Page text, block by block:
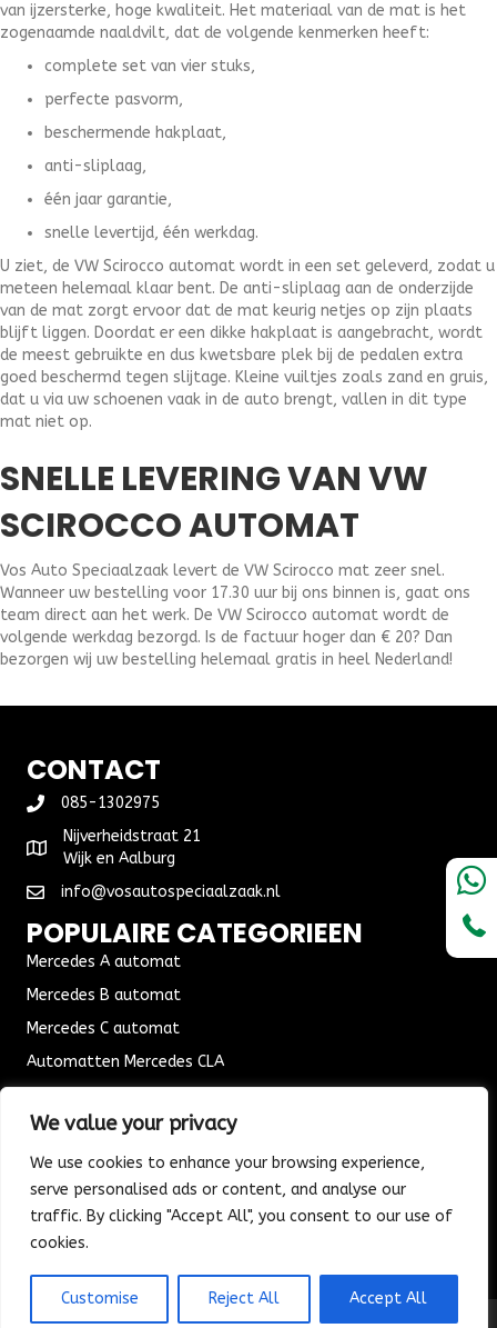
We value your privacy
We use cookies to enhance your browsing experience,
serve personalised ads or content, and analyse our
traffic. By clicking "Accept All", you consent to our use of
cookies.
Customise Reject All Accept All
van ijzersterke, hoge kwaliteit. Het materiaal van de mat is het
zogenaamde naaldvilt, dat de volgende kenmerken heeft:
complete set van vier stuks,
perfecte pasvorm,
beschermende hakplaat,
anti-sliplaag,
één jaar garantie,
snelle levertijd, één werkdag.
U ziet, de VW Scirocco automat wordt in een set geleverd, zodat u
meteen helemaal klaar bent. De anti-sliplaag aan de onderzijde
van de mat zorgt ervoor dat de mat keurig netjes op zijn plaats
blijft liggen. Doordat er een dikke hakplaat is aangebracht, wordt
de meest gebruikte en dus kwetsbare plek bij de pedalen extra
goed beschermd tegen slijtage. Kleine vuiltjes zoals zand en gruis,
dat u via uw schoenen vaak in de auto brengt, vallen in dit type
mat niet op.
SNELLE LEVERING VAN VW
SCIROCCO AUTOMAT
Vos Auto Speciaalzaak levert de VW Scirocco mat zeer snel.
Wanneer uw bestelling voor 17.30 uur bij ons binnen is, gaat ons
team direct aan het werk. De VW Scirocco automat wordt de
volgende werkdag bezorgd. Is de factuur hoger dan € 20? Dan
bezorgen wij uw bestelling helemaal gratis in heel Nederland!
CONTACT
085-1302975
Nijverheidstraat 21
Wijk en Aalburg
info@vosautospeciaalzaak.nl
POPULAIRE CATEGORIEEN
Mercedes A automat
Mercedes B automat
Mercedes C automat
Automatten Mercedes CLA
ALGEMENE VOORWAARDEN
Algemene voorwaarden
Verzending & Bezorging
Retouren & Ruilen